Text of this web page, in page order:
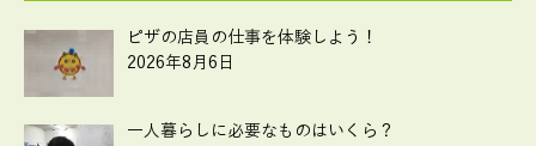
ピザの店員の仕事を体験しよう！
2026年8月6日
一人暮らしに必要なものはいくら？